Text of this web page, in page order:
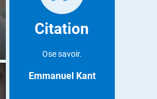
Citation
Ose savoir.
Emmanuel Kant